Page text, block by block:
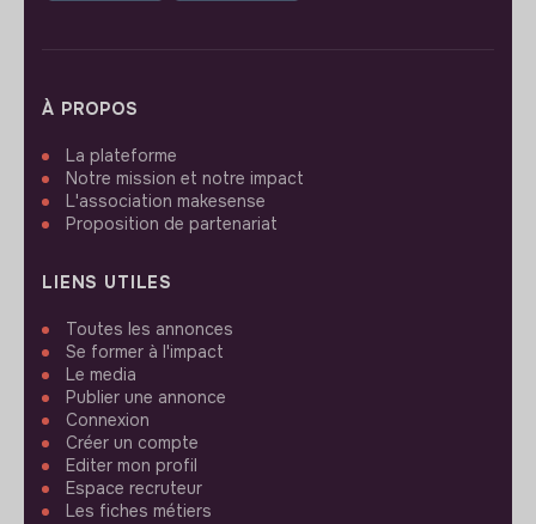
À PROPOS
La plateforme
Notre mission et notre impact
L'association makesense
Proposition de partenariat
LIENS UTILES
Toutes les annonces
Se former à l'impact
Le media
Publier une annonce
Connexion
Créer un compte
Editer mon profil
Espace recruteur
Les fiches métiers